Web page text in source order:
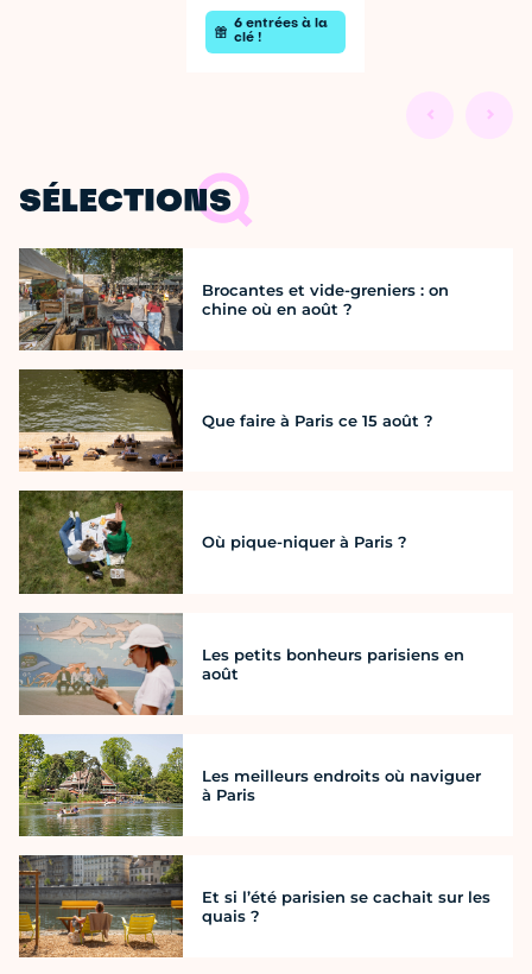
6 entrées à la
clé !
SÉLECTIONS
Brocantes et vide-greniers : on
chine où en août ?
Que faire à Paris ce 15 août ?
Où pique-niquer à Paris ?
Les petits bonheurs parisiens en
août
Les meilleurs endroits où naviguer
à Paris
Et si l’été parisien se cachait sur les
quais ?